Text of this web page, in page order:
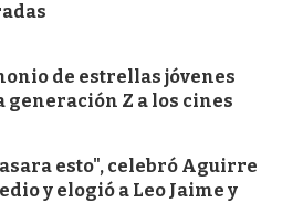
de estrellas jóvenes
generación Z a los cines
esto", celebró Aguirre
y elogió a Leo Jaime y